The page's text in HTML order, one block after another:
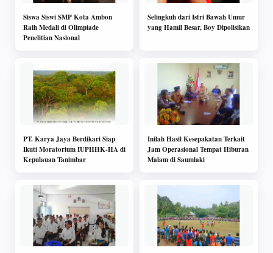
Siswa Siswi SMP Kota Ambon
Raih Medali di Olimpiade
Penelitian Nasional
Selingkuh dari Istri Bawah Umur
yang Hamil Besar, Boy Dipolisikan
PT. Karya Jaya Berdikari Siap
Ikuti Moratorium IUPHHK-HA di
Kepulauan Tanimbar
Inilah Hasil Kesepakatan Terkait
Jam Operasional Tempat Hiburan
Malam di Saumlaki